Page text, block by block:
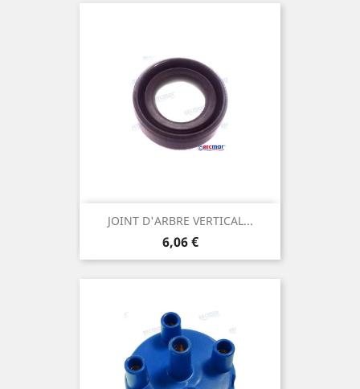
JOINT D'ARBRE VERTICAL...
Prix
6,06 €